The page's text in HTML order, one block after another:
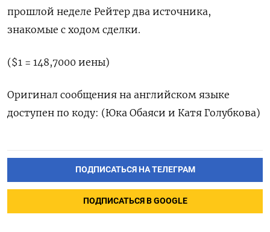
прошлой неделе Рейтер два источника,
знакомые с ходом сделки.
($1 = 148,7000 иены)
Оригинал сообщения на английском языке
доступен по коду: (Юка Обаяси и Катя Голубкова)
ПОДПИСАТЬСЯ НА ТЕЛЕГРАМ
ПОДПИСАТЬСЯ В GOOGLE